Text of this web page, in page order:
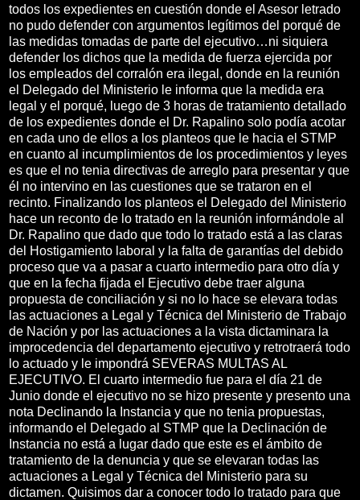
todos los expedientes en cuestión donde el Asesor letrado
no pudo defender con argumentos legítimos del porqué de
las medidas tomadas de parte del ejecutivo…ni siquiera
defender los dichos que la medida de fuerza ejercida por
los empleados del corralón era ilegal, donde en la reunión
el Delegado del Ministerio le informa que la medida era
legal y el porqué, luego de 3 horas de tratamiento detallado
de los expedientes donde el Dr. Rapalino solo podía acotar
en cada uno de ellos a los planteos que le hacia el STMP
en cuanto al incumplimientos de los procedimientos y leyes
es que el no tenia directivas de arreglo para presentar y que
él no intervino en las cuestiones que se trataron en el
recinto. Finalizando los planteos el Delegado del Ministerio
hace un reconto de lo tratado en la reunión informándole al
Dr. Rapalino que dado que todo lo tratado está a las claras
del Hostigamiento laboral y la falta de garantías del debido
proceso que va a pasar a cuarto intermedio para otro día y
que en la fecha fijada el Ejecutivo debe traer alguna
propuesta de conciliación y si no lo hace se elevara todas
las actuaciones a Legal y Técnica del Ministerio de Trabajo
de Nación y por las actuaciones a la vista dictaminara la
improcedencia del departamento ejecutivo y retrotraerá todo
lo actuado y le impondrá SEVERAS MULTAS AL
EJECUTIVO. El cuarto intermedio fue para el día 21 de
Junio donde el ejecutivo no se hizo presente y presento una
nota Declinando la Instancia y que no tenia propuestas,
informando el Delegado al STMP que la Declinación de
Instancia no está a lugar dado que este es el ámbito de
tratamiento de la denuncia y que se elevaran todas las
actuaciones a Legal y Técnica del Ministerio para su
dictamen. Quisimos dar a conocer todo lo tratado para que